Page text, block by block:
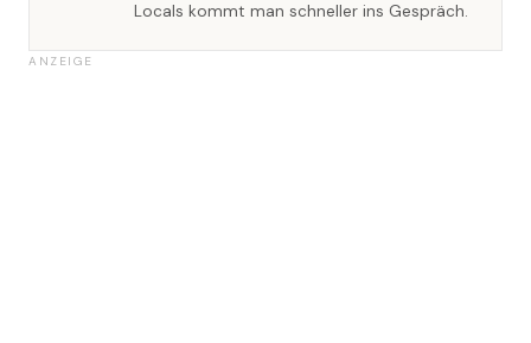
Locals kommt man schneller ins Gespräch.
ANZEIGE